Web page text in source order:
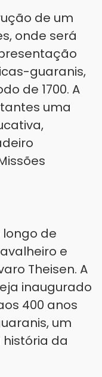
de um
onde será
guaranis,
de 1700. A
uma
de
e
Theisen. A
inaugurado
400 anos
um
da